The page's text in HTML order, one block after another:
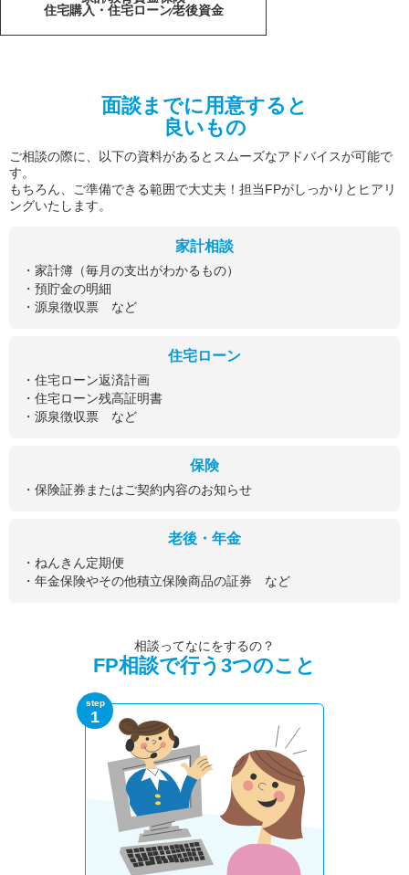
住宅購入・住宅ローン老後資金
面談までに用意すると
良いもの
ご相談の際に、以下の資料があるとスムーズなアドバイスが可能で
す。
もちろん、ご準備できる範囲で大丈夫！担当FPがしっかりとヒアリ
ングいたします。
家計相談
・家計簿（毎月の支出がわかるもの）
・預貯金の明細
・源泉徴収票 など
住宅ローン
・住宅ローン返済計画
・住宅ローン残高証明書
・源泉徴収票 など
保険
・保険証券またはご契約内容のお知らせ
老後・年金
・ねんきん定期便
・年金保険やその他積立保険商品の証券 など
相談ってなにをするの？
FP相談で行う3つのこと
step
1